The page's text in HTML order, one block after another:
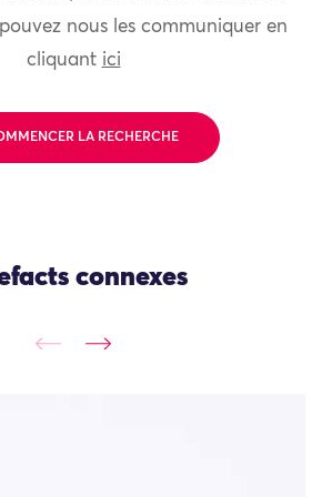
nous les communiquer en
cliquant ici
LA RECHERCHE
connexes